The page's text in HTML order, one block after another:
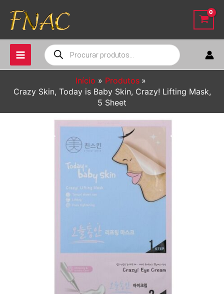
para
conteúdo
Pesquisar
produtos
Início
Produtos
Crazy Skin, Today is Baby Skin, Crazy! Lifting Mask,
5 Sheet